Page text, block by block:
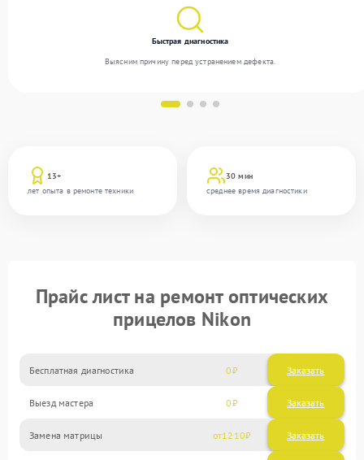
13+
лет опыта в ремонте техники
30 мин
среднее время диагностики
Быстрая диагностика
Выясним причину перед устранением дефекта.
Прайс лист на ремонт оптических
прицелов Nikon
Бесплатная диагностика 0 Заказать
Выезд мастера 0 Заказать
Замена матрицы 1210